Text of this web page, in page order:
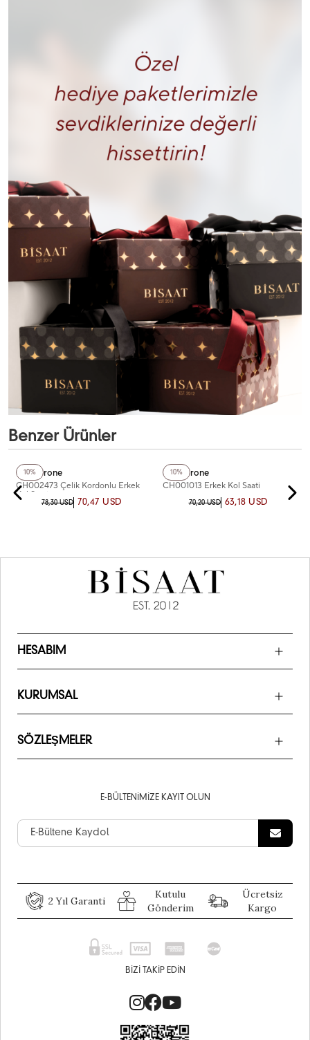
Benzer Ürünler
10%
Chaperone
CH002473 Çelik Kordonlu Erkek
Kol Saati
78,30 USD 70,47 USD
10%
Chaperone
CH001013 Erkek Kol Saati
70,20 USD 63,18 USD
HESABIM
KURUMSAL
SÖZLEŞMELER
E-BÜLTENIMIZE KAYIT OLUN
2 Yıl Garanti
Kutulu
Gönderim
Ücretsiz
Kargo
BIZI TAKIP EDIN